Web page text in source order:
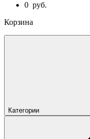
0 руб.
Корзина
Категории